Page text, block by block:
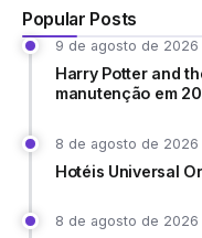
Popular Posts
9 de agosto de 2026
Harry Potter and
manutenção em
8 de agosto de 2026
Hotéis Universal
8 de agosto de 2026